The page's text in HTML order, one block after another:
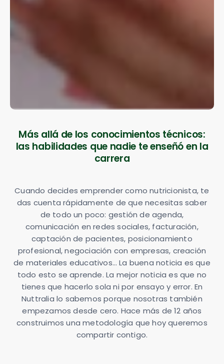
Más allá de los conocimientos técnicos:
las habilidades que nadie te enseñó en la
carrera
Cuando decides emprender como nutricionista, te
das cuenta rápidamente de que necesitas saber
de todo un poco: gestión de agenda,
comunicación en redes sociales, facturación,
captación de pacientes, posicionamiento
profesional, negociación con empresas, creación
de materiales educativos… La buena noticia es que
todo esto se aprende. La mejor noticia es que no
tienes que hacerlo sola ni por ensayo y error. En
Nuttralia lo sabemos porque nosotras también
empezamos desde cero. Hace más de 12 años
construimos una metodología que hoy queremos
compartir contigo.